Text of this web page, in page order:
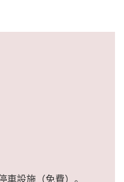
車設施（免費）。